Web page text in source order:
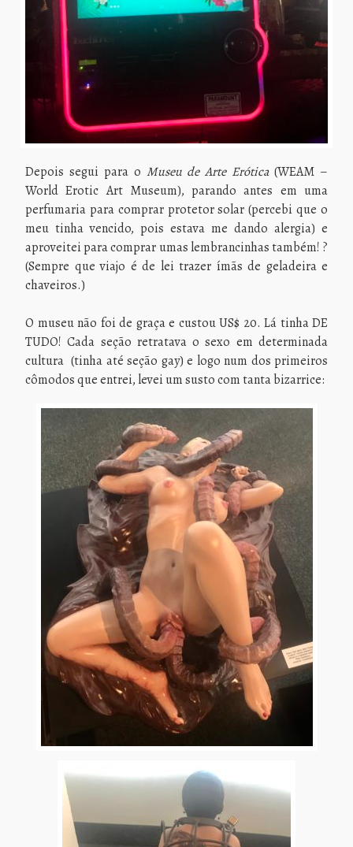
Depois segui para o Museu de Arte Erótica(WEAM –
World Erotic Art Museum), parando antes em uma
perfumaria para comprar protetor solar (percebi que o
meu tinha vencido, pois estava me dando alergia) e
aproveitei para comprar umas lembrancinhas também! ?
(Sempre que viajo é de lei trazer ímãs de geladeira e
chaveiros.)
O museu não foi de graça e custou US$ 20. Lá tinha DE
TUDO! Cada seção retratava o sexo em determinada
cultura (tinha até seção gay) e logo num dos primeiros
cômodos que entrei, levei um susto com tanta bizarrice: